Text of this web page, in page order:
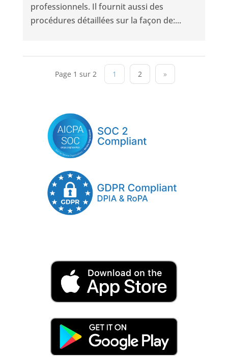
professionnels. Il fournit aussi des
procédures détaillées sur la façon de:...
Page 1 sur 2 1 2 »